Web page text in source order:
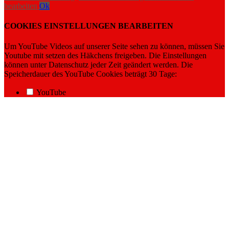
bearbeiten Ok
COOKIES EINSTELLUNGEN BEARBEITEN
Um YouTube Videos auf unserer Seite sehen zu können, müssen Sie
Youtube mit setzen des Häkchens freigeben. Die Einstellungen
können unter Datenschutz jeder Zeit geändert werden. Die
Speicherdauer des YouTube Cookies beträgt 30 Tage:
YouTube